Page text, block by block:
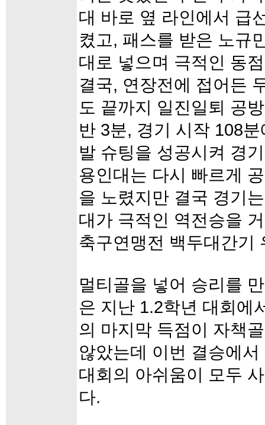
대 바로 옆 라인에서 급
켰고, 패스를 받은 노규
대로 넣으며 극적인 동
결국, 연장전에 접어든
도 끝까지 일진일퇴 공
반 3분, 경기 시작 108
발 슈팅을 성공시켜 경
용인대는 다시 빠르게
을 노렸지만 결국 경기
대가 극적인 역전승을
축구연맹전 백두대간기
멀티골을 넣어 승리를
은 지난 1.2학년 대회에
의 마지막 득점이 자책
않았는데 이번 결승에
대회의 아쉬움이 모두
다.